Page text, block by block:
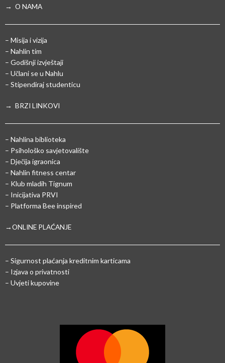
→ O NAMA
– Misija i vizija
– Nahlin tim
– Godišnji izvještaji
– Učlani se u Nahlu
– Stipendiraj studenticu
→ BRZI LINKOVI
– Nahlina biblioteka
– Psihološko savjetovalište
– Dječija igraonica
– Nahlin fitness centar
– Klub mladih Tignum
– Inicijativa PRVI
– Platforma Bee inspired
→ONLINE PLAĆANJE
– Sigurnost plaćanja kreditnim karticama
– Izjava o privatnosti
– Uvjeti kupovine